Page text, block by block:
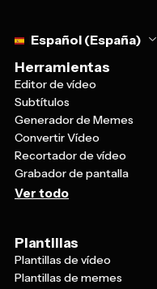
Herramientas
Editor de vídeo
Subtítulos
Generador de Memes
Convertir Vídeo
Recortador de vídeo
Grabador de pantalla
Ver todo
Plantillas de vídeo
Plantillas de memes
Plantillas para collage